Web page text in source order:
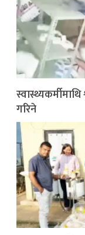
गरिने